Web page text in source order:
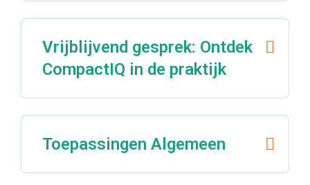
Vrijblijvend gesprek: Ontdek
CompactIQ in de praktijk
Toepassingen Algemeen